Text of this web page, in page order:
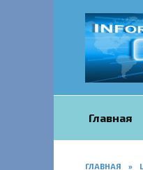
Главная
ГЛАВНАЯ »